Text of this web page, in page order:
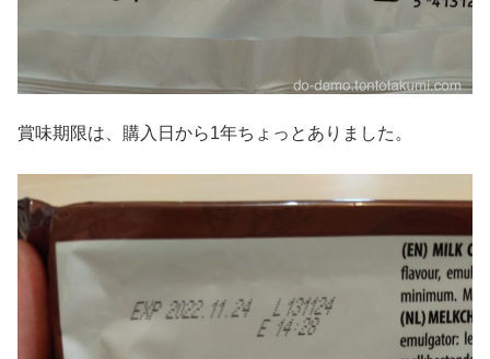
賞味期限は、購入日から1年ちょっとありました。